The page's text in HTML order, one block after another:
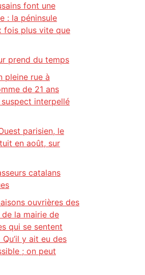
font une
: la péninsule
fois plus vite que
prend du temps
pleine rue à
de 21 ans
interpellé
parisien, le
en août, sur
catalans
ouvrières des
la mairie de
qui se sentent
y ait eu des
; on peut